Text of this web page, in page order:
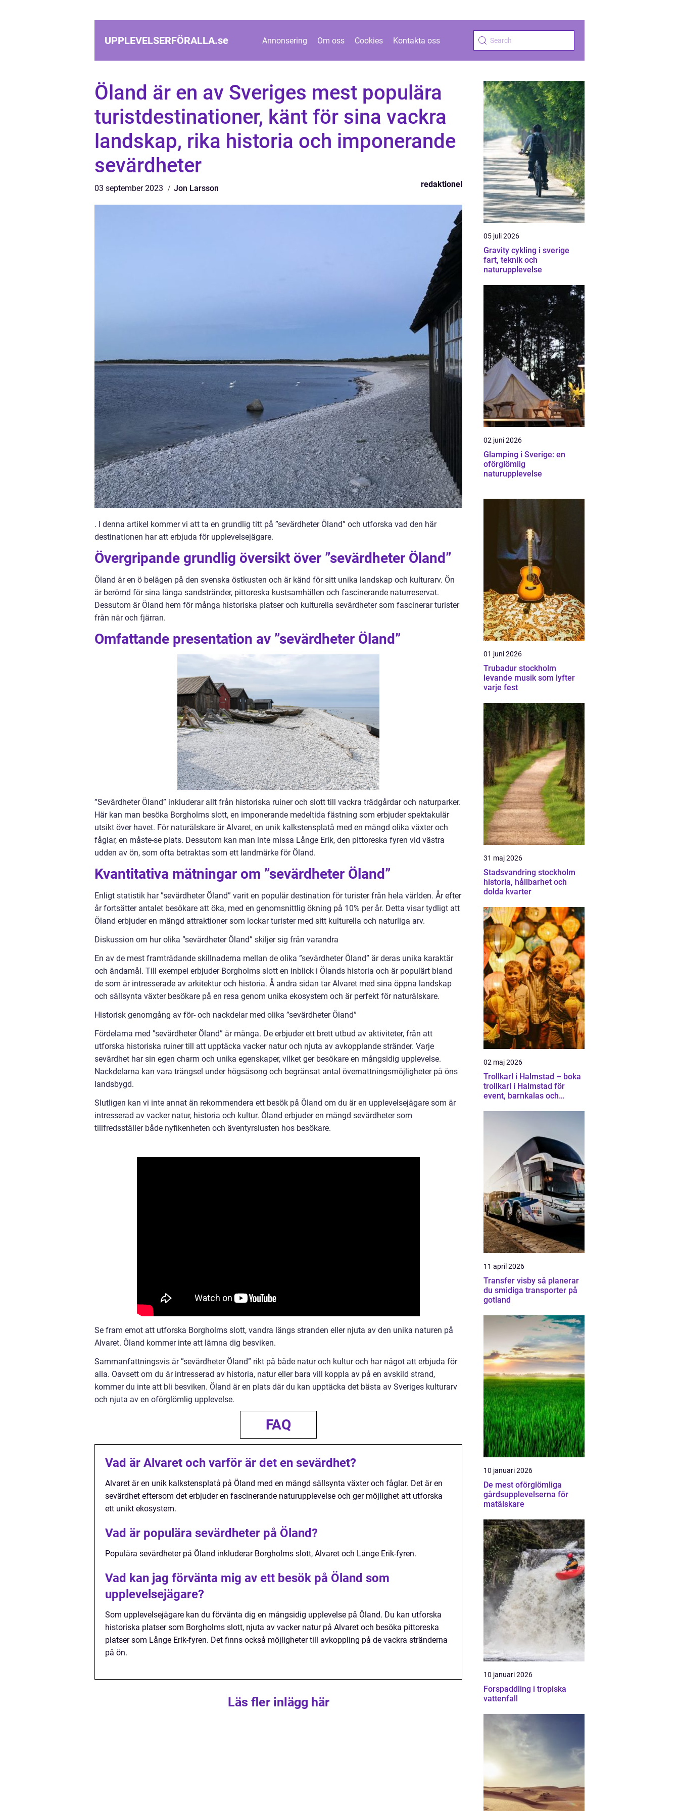
UPPLEVELSERFÖRALLA.se Annonsering Om oss Cookies Kontakta oss
Öland är en av Sveriges mest populära
turistdestinationer, känt för sina vackra
landskap, rika historia och imponerande
sevärdheter
03 september 2023 Jon Larsson redaktionel
. I denna artikel kommer vi att ta en grundlig titt på ”sevärdheter Öland” och utforska vad den här
destinationen har att erbjuda för upplevelsejägare.
Övergripande grundlig översikt över ”sevärdheter Öland”
Öland är en ö belägen på den svenska östkusten och är känd för sitt unika landskap och kulturarv. Ön
är berömd för sina långa sandstränder, pittoreska kustsamhällen och fascinerande naturreservat.
Dessutom är Öland hem för många historiska platser och kulturella sevärdheter som fascinerar turister
från när och fjärran.
Omfattande presentation av ”sevärdheter Öland”
”Sevärdheter Öland” inkluderar allt från historiska ruiner och slott till vackra trädgårdar och naturparker.
Här kan man besöka Borgholms slott, en imponerande medeltida fästning som erbjuder spektakulär
utsikt över havet. För naturälskare är Alvaret, en unik kalkstensplatå med en mängd olika växter och
fåglar, en måste-se plats. Dessutom kan man inte missa Långe Erik, den pittoreska fyren vid västra
udden av ön, som ofta betraktas som ett landmärke för Öland.
Kvantitativa mätningar om ”sevärdheter Öland”
Enligt statistik har ”sevärdheter Öland” varit en populär destination för turister från hela världen. År efter
år fortsätter antalet besökare att öka, med en genomsnittlig ökning på 10% per år. Detta visar tydligt att
Öland erbjuder en mängd attraktioner som lockar turister med sitt kulturella och naturliga arv.
Diskussion om hur olika ”sevärdheter Öland” skiljer sig från varandra
En av de mest framträdande skillnaderna mellan de olika ”sevärdheter Öland” är deras unika karaktär
och ändamål. Till exempel erbjuder Borgholms slott en inblick i Ölands historia och är populärt bland
de som är intresserade av arkitektur och historia. Å andra sidan tar Alvaret med sina öppna landskap
och sällsynta växter besökare på en resa genom unika ekosystem och är perfekt för naturälskare.
Historisk genomgång av för- och nackdelar med olika ”sevärdheter Öland”
Fördelarna med ”sevärdheter Öland” är många. De erbjuder ett brett utbud av aktiviteter, från att
utforska historiska ruiner till att upptäcka vacker natur och njuta av avkopplande stränder. Varje
sevärdhet har sin egen charm och unika egenskaper, vilket ger besökare en mångsidig upplevelse.
Nackdelarna kan vara trängsel under högsäsong och begränsat antal övernattningsmöjligheter på öns
landsbygd.
Slutligen kan vi inte annat än rekommendera ett besök på Öland om du är en upplevelsejägare som är
intresserad av vacker natur, historia och kultur. Öland erbjuder en mängd sevärdheter som
tillfredsställer både nyfikenheten och äventyrslusten hos besökare.
Se fram emot att utforska Borgholms slott, vandra längs stranden eller njuta av den unika naturen på
Alvaret. Öland kommer inte att lämna dig besviken.
Sammanfattningsvis är ”sevärdheter Öland” rikt på både natur och kultur och har något att erbjuda för
alla. Oavsett om du är intresserad av historia, natur eller bara vill koppla av på en avskild strand,
kommer du inte att bli besviken. Öland är en plats där du kan upptäcka det bästa av Sveriges kulturarv
och njuta av en oförglömlig upplevelse.
FAQ
Vad är Alvaret och varför är det en sevärdhet?
Alvaret är en unik kalkstensplatå på Öland med en mängd sällsynta växter och fåglar. Det är en
sevärdhet eftersom det erbjuder en fascinerande naturupplevelse och ger möjlighet att utforska
ett unikt ekosystem.
Vad är populära sevärdheter på Öland?
Populära sevärdheter på Öland inkluderar Borgholms slott, Alvaret och Långe Erik-fyren.
Vad kan jag förvänta mig av ett besök på Öland som
upplevelsejägare?
Som upplevelsejägare kan du förvänta dig en mångsidig upplevelse på Öland. Du kan utforska
historiska platser som Borgholms slott, njuta av vacker natur på Alvaret och besöka pittoreska
platser som Långe Erik-fyren. Det finns också möjligheter till avkoppling på de vackra stränderna
på ön.
Läs fler inlägg här
05 juli 2026
Gravity cykling i sverige
fart, teknik och
naturupplevelse
02 juni 2026
Glamping i Sverige: en
oförglömlig
naturupplevelse
01 juni 2026
Trubadur stockholm
levande musik som lyfter
varje fest
31 maj 2026
Stadsvandring stockholm
historia, hållbarhet och
dolda kvarter
02 maj 2026
Trollkarl i Halmstad – boka
trollkarl i Halmstad för
event, barnkalas och
11 april 2026
Transfer visby så planerar
du smidiga transporter på
gotland
10 januari 2026
De mest oförglömliga
gårdsupplevelserna för
matälskare
10 januari 2026
Forspaddling i tropiska
vattenfall